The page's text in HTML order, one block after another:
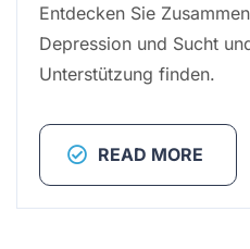
Entdecken Sie
Depression und Sucht
Unterstützung finden.
READ MORE